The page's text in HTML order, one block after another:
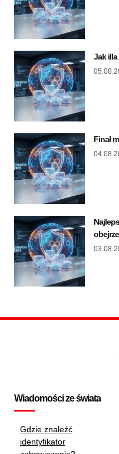
Jak illa
Finał
Wiadomości ze świata
Gdzie znaleźć
identyfikator